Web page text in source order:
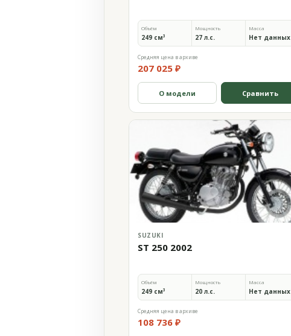
Объём
249 см³
Мощность
27 л.с.
Масса
Нет данных
Средняя цена в архиве
207 025 ₽
О модели Сравнить
SUZUKI
ST 250 2002
Объём
249 см³
Мощность
20 л.с.
Масса
Нет данных
Средняя цена в архиве
108 736 ₽